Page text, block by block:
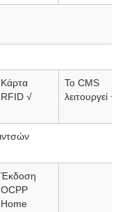
Κάρτα
RFID √
Το CMS
λειτουργεί √
Έκδοση
OCPP
Home